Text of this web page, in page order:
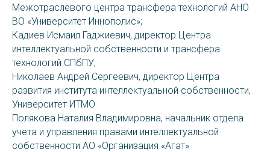
Межотраслевого центра трансфера технологий АНО
ВО «Университет Иннополис»;
Кадиев Исмаил Гаджиевич, директор Центра
интеллектуальной собственности и трансфера
технологий СПбПУ;
Николаев Андрей Сергеевич, директор Центра
развития института интеллектуальной собственности,
Университет ИТМО
Полякова Наталия Владимировна, начальник отдела
учета и управления правами интеллектуальной
собственности АО «Организация «Агат»